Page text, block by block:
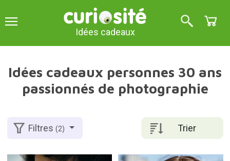
Idées cadeaux
Idées cadeaux personnes 30 ans
passionnés de photographie
Trier
Filtres(2)